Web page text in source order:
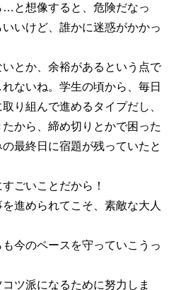
と想像すると、危険だなっ
いけど、誰かに迷惑がかかっ
とか、余裕があるという点で
ないね。学生の頃から、毎日
り組んで進めるタイプだし、
から、締め切りとかで困った
最終日に宿題が残っていたと
ごいことだから！
進められてこそ、素敵な大人
今のペースを守っていこうっ
ツ派になるために努力しま